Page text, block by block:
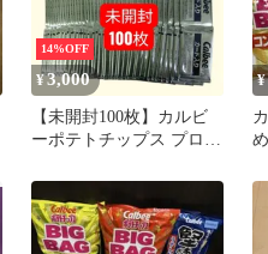
14%OFF
¥3,000
【未開封100枚】カルビ
ーポテトチップス プロ野
¥